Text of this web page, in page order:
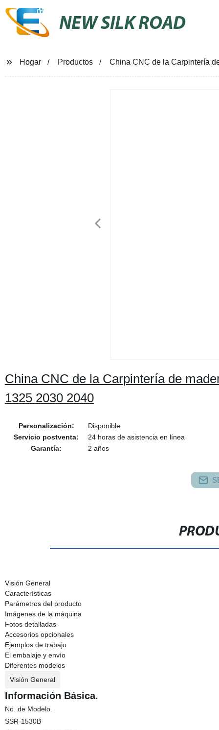
NEW SILK ROAD
Hogar Productos China CNC de la Carpintería
China CNC de la Carpintería de
1325 2030 2040
Personalización:
Disponible
Servicio postventa:
24 horas de asistencia en línea
Garantía:
2 años
Visión General
Características
Parámetros del producto
Imágenes de la máquina
Fotos detalladas
Accesorios opcionales
Ejemplos de trabajo
El embalaje y envío
Diferentes modelos
Visión General
Información Básica.
No. de Modelo.
SSR-1530B